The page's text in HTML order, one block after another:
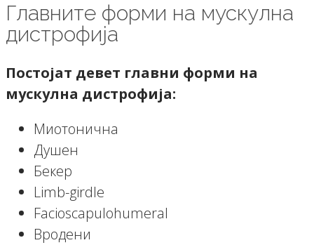
Главните форми на мускулна
дистрофија
Постојат девет главни форми на
мускулна дистрофија:
Миотонична
Душен
Бекер
Limb-girdle
Facioscapulohumeral
Вродени